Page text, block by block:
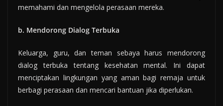
memahami dan mengelola perasaan mereka.
b. Mendorong Dialog Terbuka
Keluarga, guru, dan teman sebaya harus mendorong
dialog terbuka tentang kesehatan mental. Ini dapat
menciptakan lingkungan yang aman bagi remaja untuk
berbagi perasaan dan mencari bantuan jika diperlukan.